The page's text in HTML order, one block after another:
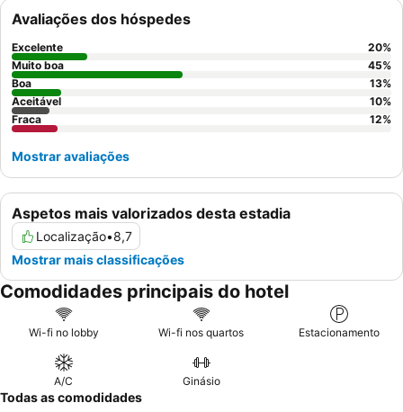
excecionais
, destacando a sua postura acolhedora e eficiência.
Para uma experiência mais tranquila, os hóspedes podem
preferir quartos virados para o lado oposto à rua.
Aspetos mais valorizados desta estadia
Localização•8,7
Mostrar mais classificações
Avaliações dos hóspedes
Excelente 20%
Muito boa
45%
Boa
13%
Aceitável
10%
Fraca
12%
Mostrar avaliações
Comodidades principais do hotel
Wi-fi no lobby Wi-fi nos quartos Estacionamento
A/C Ginásio
Todas as comodidades